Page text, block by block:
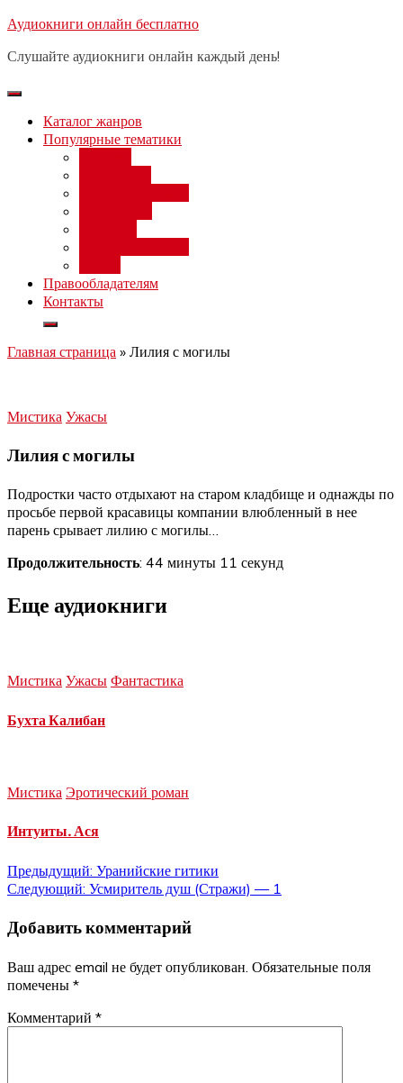
Перейти
содержимому
Аудиокниги онлайн бесплатно
Слушайте аудиокниги онлайн каждый день!
Каталог жанров
Популярные тематики
Правообладателям
Контакты
Главная страница » Лилия с могилы
Мистика Ужасы
Лилия с могилы
Подростки часто отдыхают на старом кладбище и однажды по
просьбе первой красавицы компании влюбленный в нее
парень срывает лилию с могилы…
Продолжительность: 44 минуты 11 секунд
Еще аудиокниги
Мистика Ужасы Фантастика
Бухта Калибан
Мистика Эротический роман
Интуиты. Ася
Навигация
записям
Предыдущий: Уранийские гитики
Следующий: Усмиритель душ (Стражи) — 1
Добавить комментарий
Ваш адрес email не будет опубликован. Обязательные поля
помечены *
Комментарий *
Бесплатный вебинар: заработок
день